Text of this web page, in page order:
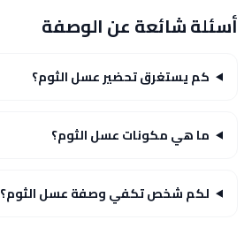
أسئلة شائعة عن الوصفة
كم يستغرق تحضير عسل الثوم؟
ما هي مكونات عسل الثوم؟
لكم شخص تكفي وصفة عسل الثوم؟